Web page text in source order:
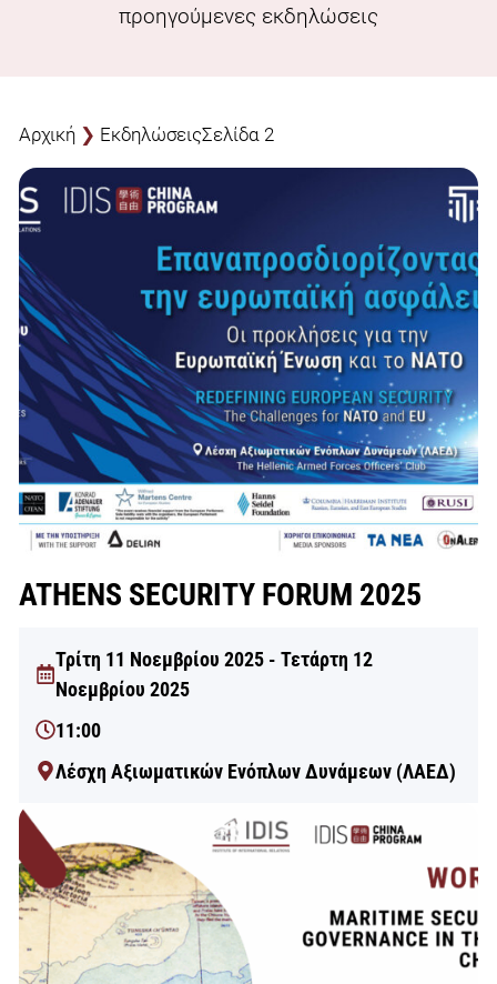
προηγούμενες εκδηλώσεις
Αρχική ❯ ΕκδηλώσειςΣελίδα 2
ATHENS SECURITY FORUM 2025
Τρίτη 11 Νοεμβρίου 2025 - Τετάρτη 12
Νοεμβρίου 2025
11:00
Λέσχη Αξιωματικών Ενόπλων Δυνάμεων (ΛΑΕΔ)